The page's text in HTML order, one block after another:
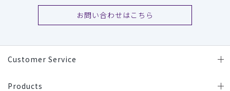
お問い合わせはこちら
Customer Service
Products